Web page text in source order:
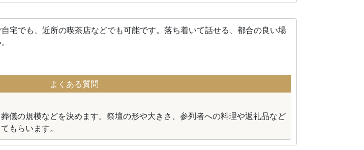
宅でも、近所の喫茶店などでも可能です。落ち着いて話せる、都合の良い場
よくある質問
儀の規模などを決めます。祭壇の形や大きさ、参列者への料理や返礼品など
もらいます。